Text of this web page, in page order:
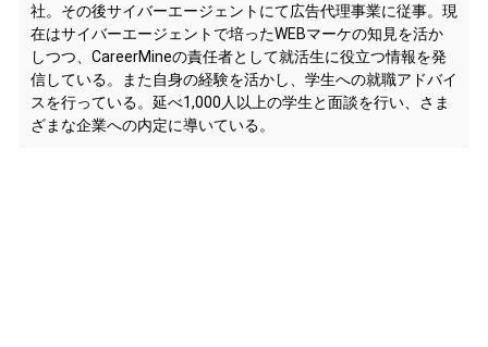
社。その後サイバーエージェントにて広告代理事業に従事。現
在はサイバーエージェントで培ったWEBマーケの知見を活か
しつつ、CareerMineの責任者として就活生に役立つ情報を発
信している。また自身の経験を活かし、学生への就職アドバイ
スを行っている。延べ1,000人以上の学生と面談を行い、さま
ざまな企業への内定に導いている。